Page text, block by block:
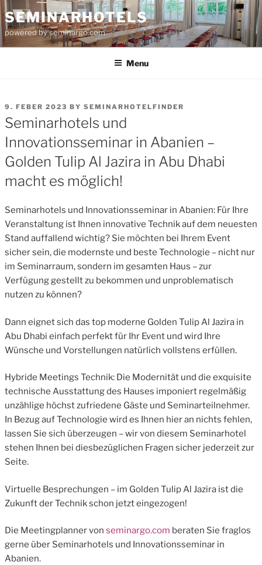
Skip
to
content
SEMINARHOTELS
powered by seminargo.com
Menu
POSTED
ON
9. FEBER 2023 BY SEMINARHOTELFINDER
Seminarhotels und
Innovationsseminar in Abanien –
Golden Tulip Al Jazira in Abu Dhabi
macht es möglich!
Seminarhotels und Innovationsseminar in Abanien: Für Ihre
Veranstaltung ist Ihnen innovative Technik auf dem neuesten
Stand auffallend wichtig? Sie möchten bei Ihrem Event
sicher sein, die modernste und beste Technologie – nicht nur
im Seminarraum, sondern im gesamten Haus – zur
Verfügung gestellt zu bekommen und unproblematisch
nutzen zu können?
Dann eignet sich das top moderne Golden Tulip Al Jazira in
Abu Dhabi einfach perfekt für Ihr Event und wird Ihre
Wünsche und Vorstellungen natürlich vollstens erfüllen.
Hybride Meetings Technik: Die Modernität und die exquisite
technische Ausstattung des Hauses imponiert regelmäßig
unzählige höchst zufriedene Gäste und Seminarteilnehmer.
In Bezug auf Technologie wird es Ihnen hier an nichts fehlen,
lassen Sie sich überzeugen – wir von diesem Seminarhotel
stehen Ihnen bei diesbezüglichen Fragen sicher jederzeit zur
Seite.
Virtuelle Besprechungen – im Golden Tulip Al Jazira ist die
Zukunft der Technik schon jetzt eingezogen!
Die Meetingplanner von seminargo.com beraten Sie fraglos
gerne über Seminarhotels und Innovationsseminar in
Abanien.